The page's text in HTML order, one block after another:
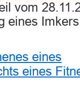
vom
eines
eines
eines